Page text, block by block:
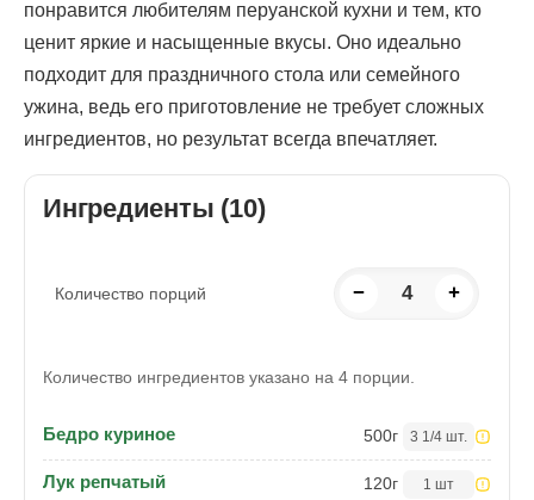
понравится любителям перуанской кухни и тем, кто
ценит яркие и насыщенные вкусы. Оно идеально
подходит для праздничного стола или семейного
ужина, ведь его приготовление не требует сложных
ингредиентов, но результат всегда впечатляет.
Ингредиенты (10)
Количество порций − 4 +
Количество ингредиентов указано на 4 порции.
Бедро куриное 500г 3 1/4 шт.
Лук репчатый 120г 1 шт